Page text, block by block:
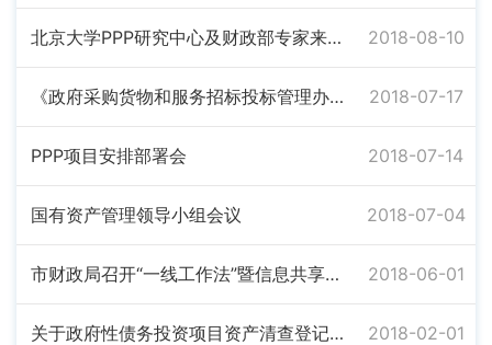
北京大学PPP研究中心及财政部专家来我市调研 2018-08-10
《政府采购货物和服务招标投标管理办法》视频会议 2018-07-17
PPP项目安排部署会 2018-07-14
国有资产管理领导小组会议 2018-07-04
市财政局召开“一线工作法”暨信息共享交流会 2018-06-01
关于政府性债务投资项目资产清查登记工作培训学习 2018-02-01